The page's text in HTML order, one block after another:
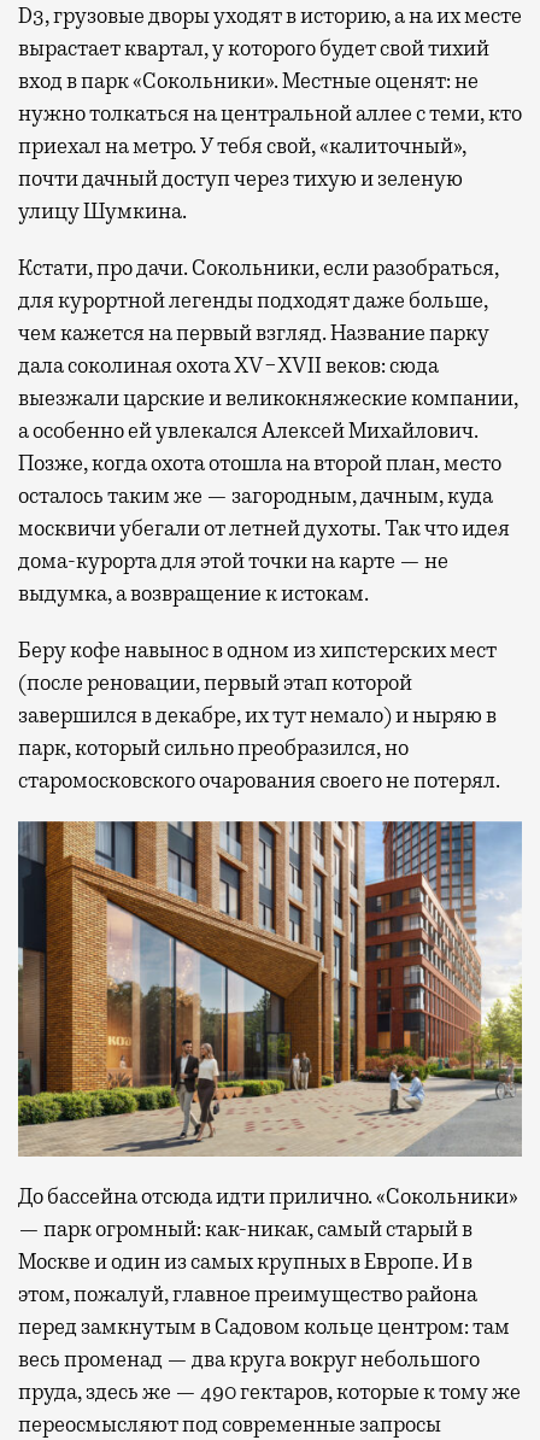
D3, грузовые дворы уходят в историю, а на их месте
вырастает квартал, у которого будет свой тихий
вход в парк «Сокольники». Местные оценят: не
нужно толкаться на центральной аллее с теми, кто
приехал на метро. У тебя свой, «калиточный»,
почти дачный доступ через тихую и зеленую
улицу Шумкина.
Кстати, про дачи. Сокольники, если разобраться,
для курортной легенды подходят даже больше,
чем кажется на первый взгляд. Название парку
дала соколиная охота XV−XVII веков: сюда
выезжали царские и великокняжеские компании,
а особенно ей увлекался Алексей Михайлович.
Позже, когда охота отошла на второй план, место
осталось таким же — загородным, дачным, куда
москвичи убегали от летней духоты. Так что идея
дома-курорта для этой точки на карте — не
выдумка, а возвращение к истокам.
Беру кофе навынос в одном из хипстерских мест
(после реновации, первый этап которой
завершился в декабре, их тут немало) и ныряю в
парк, который сильно преобразился, но
старомосковского очарования своего не потерял.
До бассейна отсюда идти прилично. «Сокольники»
— парк огромный: как-никак, самый старый в
Москве и один из самых крупных в Европе. И в
этом, пожалуй, главное преимущество района
перед замкнутым в Садовом кольце центром: там
весь променад — два круга вокруг небольшого
пруда, здесь же — 490 гектаров, которые к тому же
переосмысляют под современные запросы